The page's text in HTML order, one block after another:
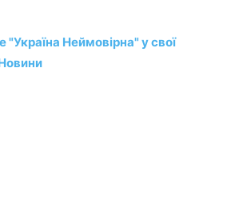
"Україна Неймовірна" у свої